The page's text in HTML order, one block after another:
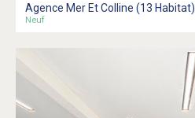
Agence Mer Et Colline (13 Habitat)
Neuf